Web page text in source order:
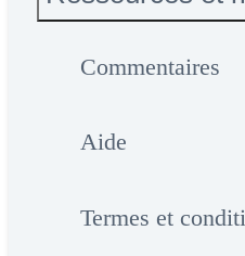
Commentaires
Aide
Termes et